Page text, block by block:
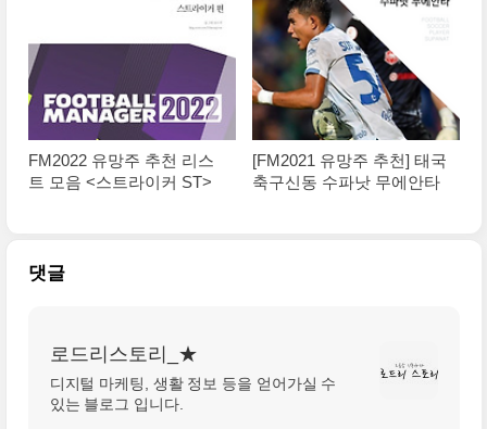
FM2022 유망주 추천 리스
트 모음 <스트라이커 ST>
[FM2021 유망주 추천] 태국
축구신동 수파낫 무에안타
댓글
로드리스토리_★
디지털 마케팅, 생활 정보 등을 얻어가실 수
있는 블로그 입니다.